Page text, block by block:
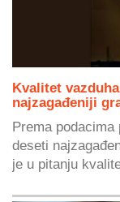
Kvalitet
najzagađeniji
Prema podacima
deseti
je u pitanju